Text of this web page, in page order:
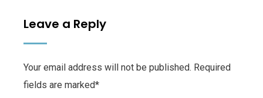
Leave a Reply
Your email address will not be published. Required
fields are marked*